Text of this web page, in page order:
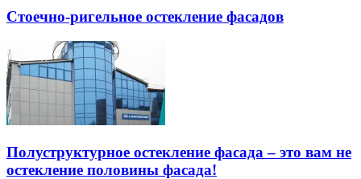
Стоечно-ригельное остекление фасадов
Полуструктурное остекление фасада – это вам не
остекление половины фасада!